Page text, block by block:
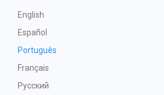
English
Español
Português
Français
Русский